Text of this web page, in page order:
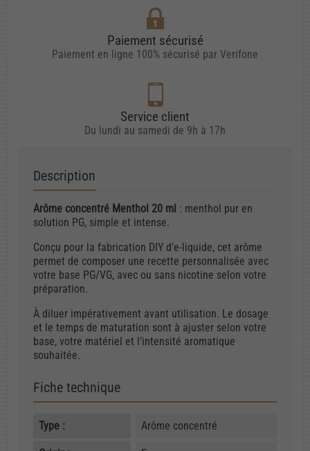
Paiement sécurisé
Paiement en ligne 100% sécurisé par Verifone
Service client
Du lundi au samedi de 9h à 17h
Description
Arôme concentré Menthol 20 ml : menthol pur en
solution PG, simple et intense.
Conçu pour la fabrication DIY d’e-liquide, cet arôme
permet de composer une recette personnalisée avec
votre base PG/VG, avec ou sans nicotine selon votre
préparation.
À diluer impérativement avant utilisation. Le dosage
et le temps de maturation sont à ajuster selon votre
base, votre matériel et l’intensité aromatique
souhaitée.
Fiche technique
Type : Arôme concentré